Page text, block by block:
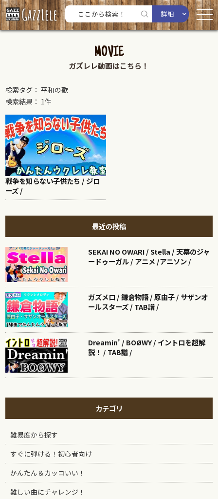
詳細
MOVIE
ガズレレ動画はこちら！
検索タグ： 平和の歌
検索結果： 1件
戦争を知らない子供たち / ジロ
ーズ /
最近の投稿
SEKAI NO OWARI / Stella / 天幕のジャ
ードゥーガル / アニメ /アニソン /
ガズメロ / 鎌倉物語 / 原由子 / サザンオ
ールスターズ / TAB譜 /
Dreamin' / BOØWY / イントロを超解
説！ / TAB譜 /
カテゴリ
難易度から探す
すぐに弾ける！初心者向け
かんたん＆カッコいい！
難しい曲にチャレンジ！